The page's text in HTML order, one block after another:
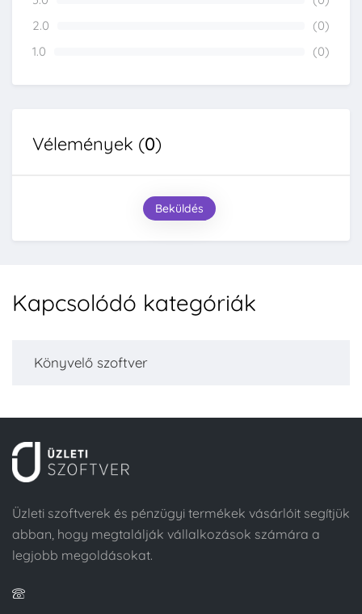
2.0
(0)
1.0
(0)
Vélemények (0)
Beküldés
Kapcsolódó kategóriák
Könyvelő szoftver
Üzleti szoftverek és pénzügyi termékek vásárlóit segítjük
abban, hogy megtalálják vállalkozások számára a
legjobb megoldásokat.